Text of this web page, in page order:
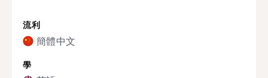
流利
簡體中文
學